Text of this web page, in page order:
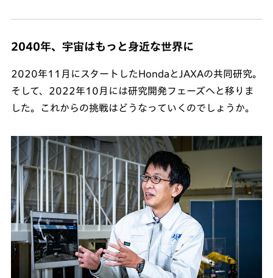
2040年、宇宙はもっと身近な世界に
2020年11月にスタートしたHondaとJAXAの共同研究。
そして、2022年10月には研究開発フェーズへと移りま
した。これからの挑戦はどうなっていくのでしょうか。